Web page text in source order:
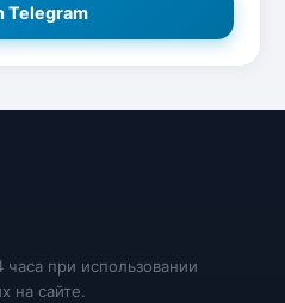
Telegram
при использовании
на сайте.